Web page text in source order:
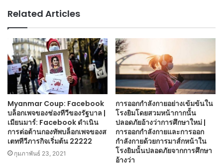
Related Articles
Myanmar Coup: Facebook
บล็อกเพจของช่องทีวีของรัฐบาล |
เมียนมาร์: Facebook ดำเนิน
การต่อต้านกองทัพบล็อกเพจของส
เตททีวีภารกิจเริ่มต้น 22222
กุมภาพันธ์ 23, 2021
การออกกำลังกายอย่างเข้มข้นใน
โรงยิมโดยสวมหน้ากากนั้น
ปลอดภัยอ้างว่าการศึกษาใหม่ |
การออกกำลังกายและการออก
กำลังกายด้วยการมาส์กหน้าใน
โรงยิมนั้นปลอดภัยจากการศึกษา
อ้างว่า